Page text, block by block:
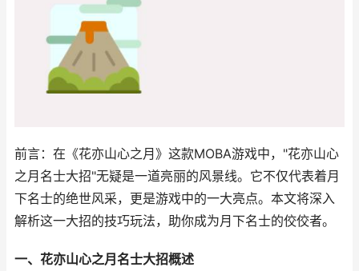
前言：在《花亦山心之月》这款MOBA游戏中，"花亦山心
之月名士大招"无疑是一道亮丽的风景线。它不仅代表着月
下名士的绝世风采，更是游戏中的一大亮点。本文将深入
解析这一大招的技巧玩法，助你成为月下名士的佼佼者。
一、花亦山心之月名士大招概述